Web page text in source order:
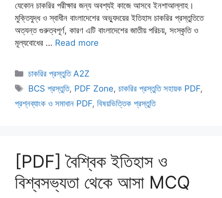
যেকোন চাকরির পরীক্ষার জন্য অবশ্যই কাজে আসবে ইনশাআল্লাহ।
মুক্তিযুদ্ধ ও স্বাধীন বাংলাদেশের অভ্যুদয়ের ইতিহাস চাকরির প্রস্তুতিতে
অত্যন্ত গুরুত্বপূর্ণ, কারণ এটি বাংলাদেশের জাতীয় পরিচয়, সংস্কৃতি ও
মূল্যবোধের … Read more
Categories
চাকরির প্রস্তুতি A2Z
Tags
BCS প্রস্তুতি, PDF Zone,চাকরির প্রস্তুতি সহায়ক PDF,
প্রশ্নব্যাংক ও সমাধান PDF, বিষয়ভিত্তিক প্রস্তুতি
[PDF] বৈশ্বিক ইতিহাস ও
বিশ্বসভ্যতা থেকে আসা MCQ